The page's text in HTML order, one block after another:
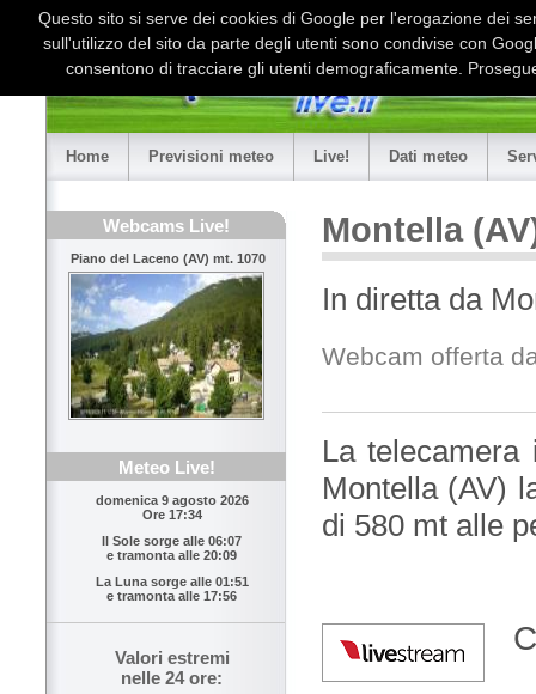
Home Previsioni meteo Live! Dati meteo
Webcams Live!
Piano del Laceno (AV) mt. 1070
Meteo Live!
domenica 9 agosto 2026
Ore 17:34
Il Sole sorge alle 06:07
e tramonta alle 20:09
La Luna sorge alle 01:51
e tramonta alle 17:56
Valori estremi
nelle 24 ore:
Montella
In diretta da
Webcam offerta
La
Montella (AV)
di 580 mt alle
Questo sito si serve dei cookies di Google per l'erogazione dei
sull'utilizzo del sito da parte degli utenti sono condivise con
consentono di tracciare gli utenti demograficamente.